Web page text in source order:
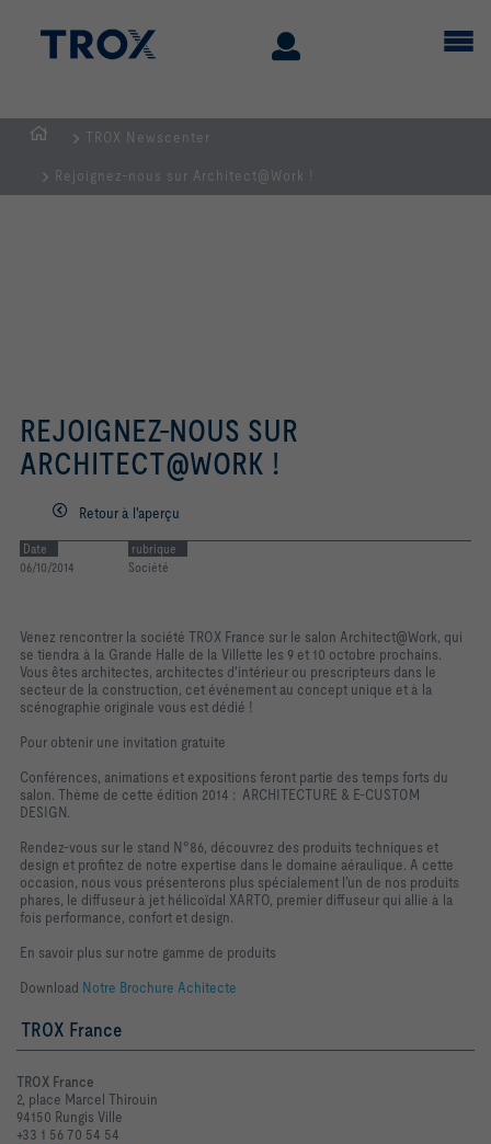
d'accueil
TROX Newscenter
Rejoignez-nous sur Architect@Work !
REJOIGNEZ-NOUS SUR
ARCHITECT@WORK !
Retour à l'aperçu
Date
06/10/2014
rubrique
Société
Venez rencontrer la société TROX France sur le salon Architect@Work, qui
se tiendra à la Grande Halle de la Villette les 9 et 10 octobre prochains.
Vous êtes architectes, architectes d'intérieur ou prescripteurs dans le
secteur de la construction, cet événement au concept unique et à la
scénographie originale vous est dédié !
Pour obtenir une invitation gratuite
Conférences, animations et expositions feront partie des temps forts du
salon. Thème de cette édition 2014 : ARCHITECTURE & E-CUSTOM
DESIGN.
Rendez-vous sur le stand N°86, découvrez des produits techniques et
design et profitez de notre expertise dans le domaine aéraulique. A cette
occasion, nous vous présenterons plus spécialement l’un de nos produits
phares, le diffuseur à jet hélicoïdal XARTO, premier diffuseur qui allie à la
fois performance, confort et design.
En savoir plus sur notre gamme de produits
Download Notre Brochure Achitecte
TROX France
TROX France
2, place Marcel Thirouin
94150 Rungis Ville
+33 1 56 70 54 54